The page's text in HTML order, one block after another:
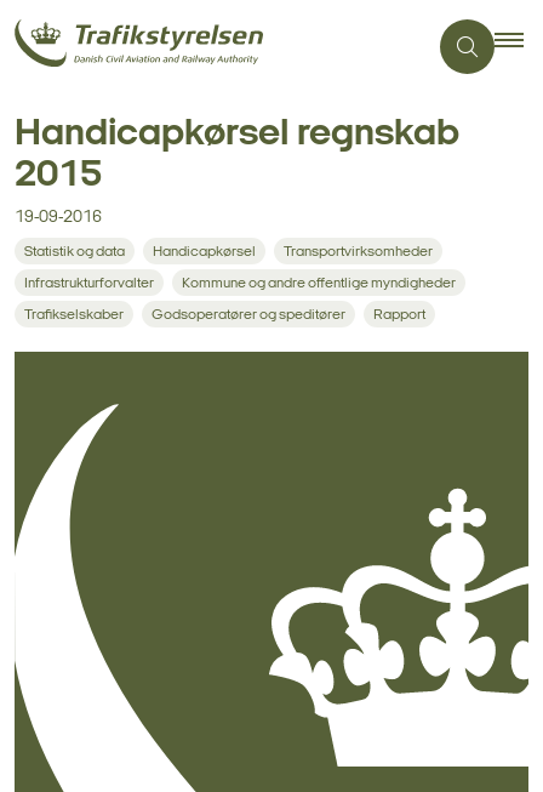
Handicapkørsel regnskab
2015
19-09-2016
Statistik og data Handicapkørsel Transportvirksomheder
Infrastrukturforvalter Kommune og andre offentlige myndigheder
Trafikselskaber Godsoperatører og speditører Rapport